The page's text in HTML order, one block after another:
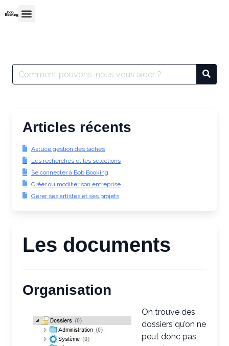
Articles récents
Astuce gestion des tâches
Les recherches et les sélections
Se connecter à Bob Booking
Créer ou modifier son entreprise
Gérer ses artistes et ses projets
Les documents
Organisation
On trouve des
dossiers qu’on ne
peut donc pas